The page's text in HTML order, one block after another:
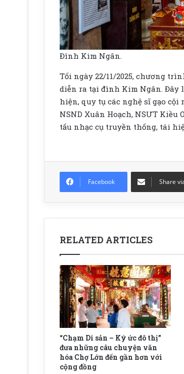
Đình Kim Ngân.
Tối ngày 22/11/2025, chương
diễn ra tại đình Kim Ngân. Đây
hiện, quy tụ các nghệ sĩ gạo cội
NSND Xuân Hoạch, NSƯT
tấu nhạc cụ truyền thống, tái
Facebook Share
RELATED ARTICLES
“Chạm Di sản – Ký ức đô thị”
đưa những câu chuyện văn
hóa Chợ Lớn đến gần hơn với
cộng đồng